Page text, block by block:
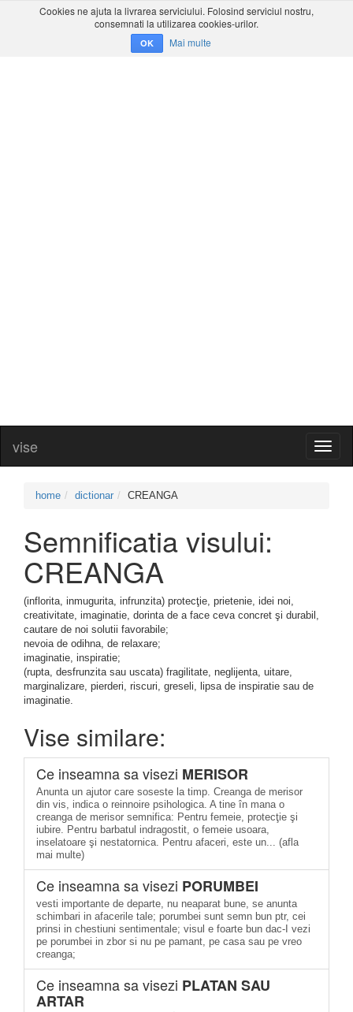
Cookies ne ajuta la livrarea serviciului. Folosind serviciul nostru,
consemnati la utilizarea cookies-urilor.
OK Mai multe
vise
home dictionar CREANGA
Semnificatia visului:
CREANGA
(inflorita, inmugurita, infrunzita) protecţie, prietenie, idei noi,
creativitate, imaginatie, dorinta de a face ceva concret şi durabil,
cautare de noi solutii favorabile;
nevoia de odihna, de relaxare;
imaginatie, inspiratie;
(rupta, desfrunzita sau uscata) fragilitate, neglijenta, uitare,
marginalizare, pierderi, riscuri, greseli, lipsa de inspiratie sau de
imaginatie.
Vise similare:
Ce inseamna sa visezi MERISOR
Anunta un ajutor care soseste la timp. Creanga de merisor
din vis, indica o reinnoire psihologica. A tine în mana o
creanga de merisor semnifica: Pentru femeie, protecţie şi
iubire. Pentru barbatul indragostit, o femeie usoara,
inselatoare şi nestatornica. Pentru afaceri, este un... (afla
mai multe)
Ce inseamna sa visezi PORUMBEI
vesti importante de departe, nu neaparat bune, se anunta
schimbari in afacerile tale; porumbei sunt semn bun ptr, cei
prinsi in chestiuni sentimentale; visul e foarte bun dac-I vezi
pe porumbei in zbor si nu pe pamant, pe casa sau pe vreo
creanga;
Ce inseamna sa visezi PLATAN SAU
ARTAR